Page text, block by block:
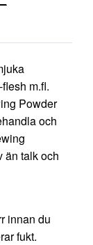
m.fl.
Powder
och
än talk och
innan du
fukt.